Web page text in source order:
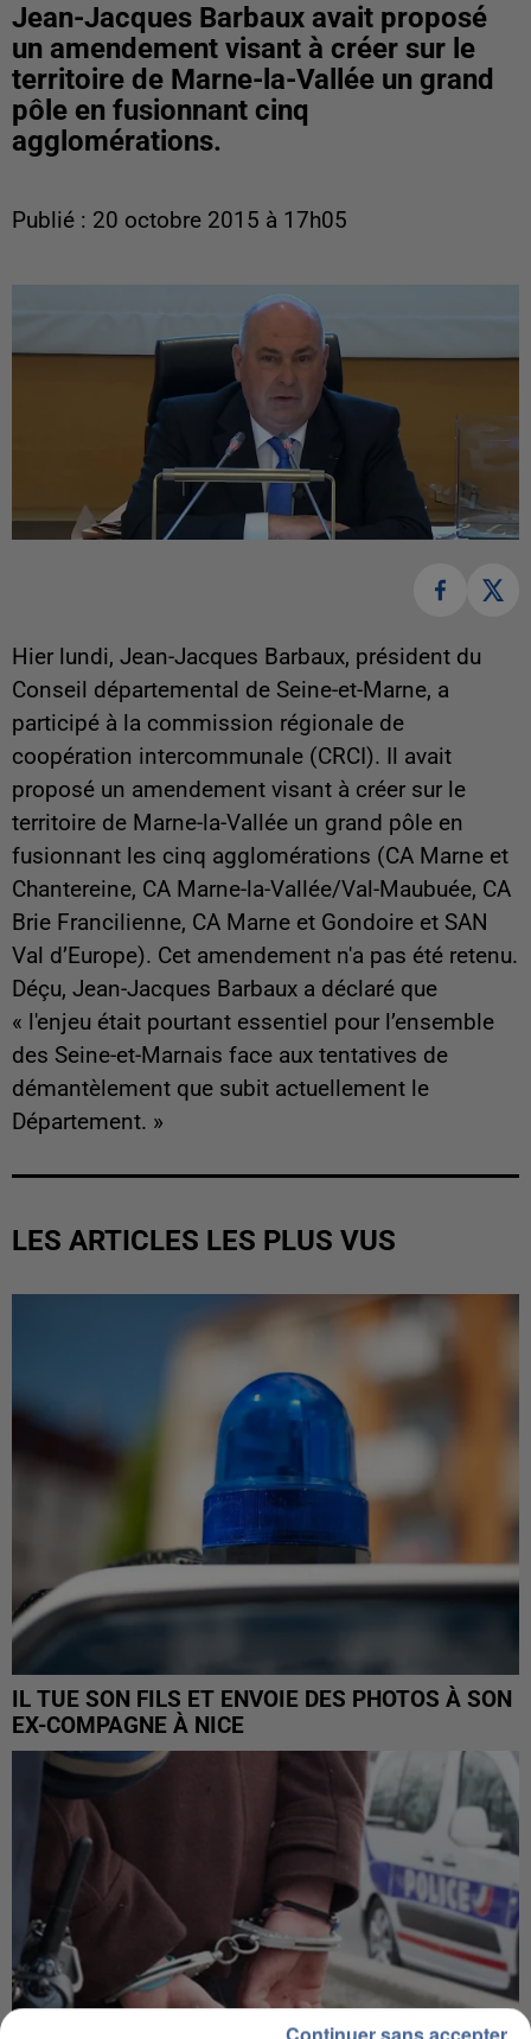
Jean-Jacques Barbaux avait proposé
un amendement visant à créer sur le
territoire de Marne-la-Vallée un grand
pôle en fusionnant cinq
agglomérations.
Publié : 20 octobre 2015 à 17h05
Hier lundi, Jean-Jacques Barbaux, président du
Conseil départemental de Seine-et-Marne, a
participé à la commission régionale de
coopération intercommunale (CRCI). Il avait
proposé un amendement visant à créer sur le
territoire de Marne-la-Vallée un grand pôle en
fusionnant les cinq agglomérations (CA Marne et
Chantereine, CA Marne-la-Vallée/Val-Maubuée, CA
Brie Francilienne, CA Marne et Gondoire et SAN
Val d’Europe). Cet amendement n'a pas été retenu.
Déçu, Jean-Jacques Barbaux a déclaré que
« l'enjeu était pourtant essentiel pour l’ensemble
des Seine-et-Marnais face aux tentatives de
démantèlement que subit actuellement le
Département. »
LES ARTICLES LES PLUS VUS
IL TUE SON FILS ET ENVOIE DES PHOTOS À SON
EX-COMPAGNE À NICE